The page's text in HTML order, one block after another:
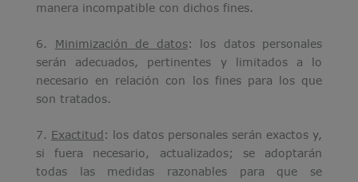
manera incompatible con dichos fines.
6. Minimización de datos: los datos personales
serán adecuados, pertinentes y limitados a lo
necesario en relación con los fines para los que
son tratados.
7. Exactitud: los datos personales serán exactos y,
si fuera necesario, actualizados; se adoptarán
todas las medidas razonables para que se